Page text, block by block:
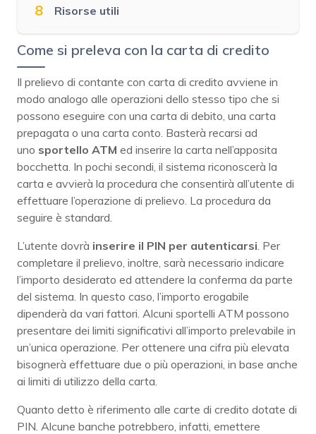
8 Risorse utili
Come si preleva con la carta di credito
Il prelievo di contante con carta di credito avviene in
modo analogo alle operazioni dello stesso tipo che si
possono eseguire con una carta di debito, una carta
prepagata o una carta conto. Basterà recarsi ad
uno sportello ATM ed inserire la carta nell’apposita
bocchetta. In pochi secondi, il sistema riconoscerà la
carta e avvierà la procedura che consentirà all’utente di
effettuare l’operazione di prelievo. La procedura da
seguire è standard.
L’utente dovrà inserire il PIN per autenticarsi . Per
completare il prelievo, inoltre, sarà necessario indicare
l’importo desiderato ed attendere la conferma da parte
del sistema. In questo caso, l’importo erogabile
dipenderà da vari fattori. Alcuni sportelli ATM possono
presentare dei limiti significativi all’importo prelevabile in
un’unica operazione. Per ottenere una cifra più elevata
bisognerà effettuare due o più operazioni, in base anche
ai limiti di utilizzo della carta.
Quanto detto è riferimento alle carte di credito dotate di
PIN. Alcune banche potrebbero, infatti, emettere